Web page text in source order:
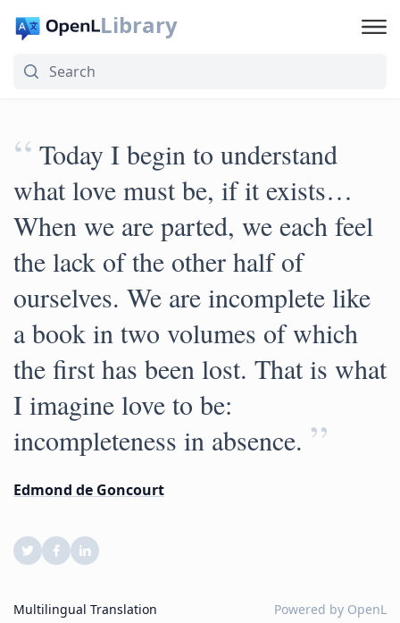
Library
“ Today I begin to understand
what love must be, if it exists…
When we are parted, we each feel
the lack of the other half of
ourselves. We are incomplete like
a book in two volumes of which
the first has been lost. That is what
I imagine love to be:
incompleteness in absence. ”
Edmond de Goncourt
Multilingual Translation Powered by OpenL